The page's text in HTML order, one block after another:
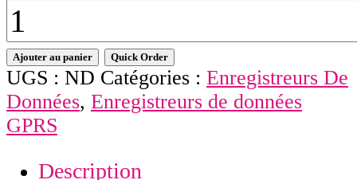
Ajouter au panier Quick Order
UGS : ND Catégories : Enregistreurs De
Données, Enregistreurs de données
GPRS
Description